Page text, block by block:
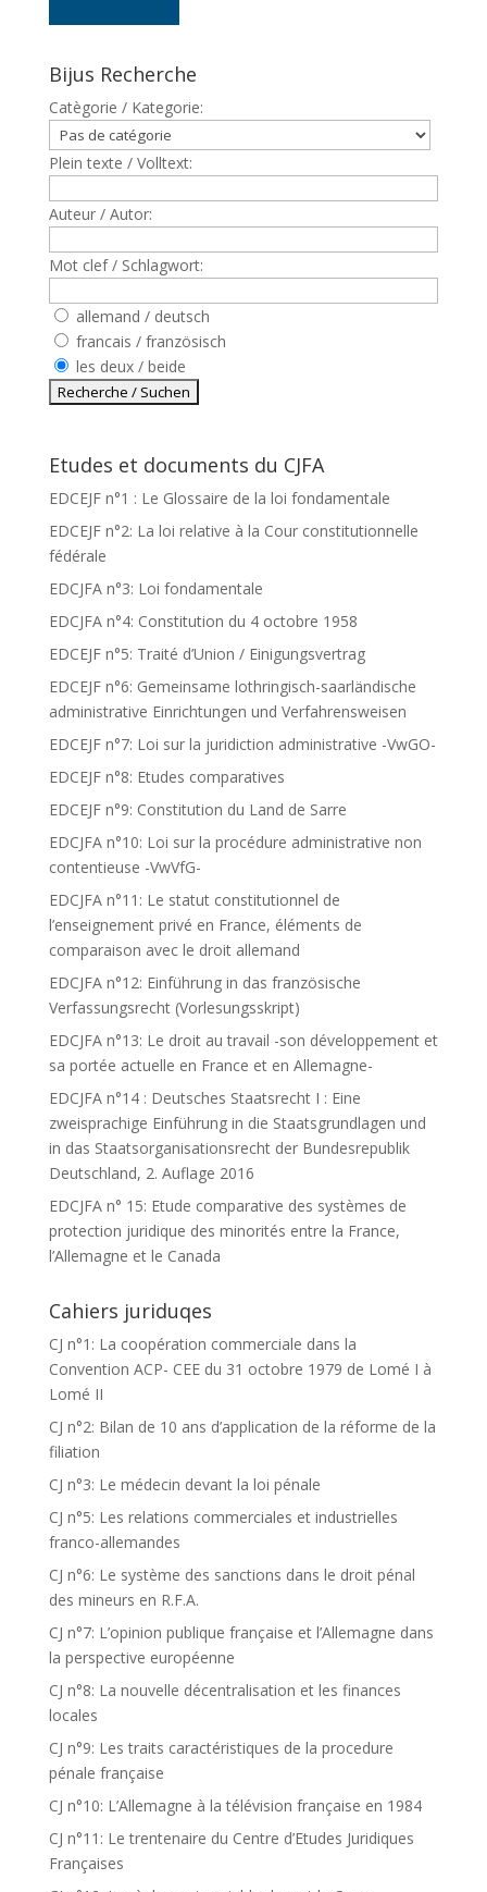
Bijus Recherche
Catègorie / Kategorie:
Plein texte / Volltext:
Auteur / Autor:
Mot clef / Schlagwort:
allemand / deutsch
francais / französisch
les deux / beide
Etudes et documents du CJFA
EDCEJF n°1 : Le Glossaire de la loi fondamentale
EDCEJF n°2: La loi relative à la Cour constitutionnelle
fédérale
EDCJFA n°3: Loi fondamentale
EDCJFA n°4: Constitution du 4 octobre 1958
EDCEJF n°5: Traité d’Union / Einigungsvertrag
EDCEJF n°6: Gemeinsame lothringisch-saarländische
administrative Einrichtungen und Verfahrensweisen
EDCEJF n°7: Loi sur la juridiction administrative -VwGO-
EDCEJF n°8: Etudes comparatives
EDCEJF n°9: Constitution du Land de Sarre
EDCJFA n°10: Loi sur la procédure administrative non
contentieuse -VwVfG-
EDCJFA n°11: Le statut constitutionnel de
l’enseignement privé en France, éléments de
comparaison avec le droit allemand
EDCJFA n°12: Einführung in das französische
Verfassungsrecht (Vorlesungsskript)
EDCJFA n°13: Le droit au travail -son développement et
sa portée actuelle en France et en Allemagne-
EDCJFA n°14 : Deutsches Staatsrecht I : Eine
zweisprachige Einführung in die Staatsgrundlagen und
in das Staatsorganisationsrecht der Bundesrepublik
Deutschland, 2. Auflage 2016
EDCJFA n° 15: Etude comparative des systèmes de
protection juridique des minorités entre la France,
l’Allemagne et le Canada
Cahiers juriduqes
CJ n°1: La coopération commerciale dans la
Convention ACP- CEE du 31 octobre 1979 de Lomé I à
Lomé II
CJ n°2: Bilan de 10 ans d’application de la réforme de la
filiation
CJ n°3: Le médecin devant la loi pénale
CJ n°5: Les relations commerciales et industrielles
franco-allemandes
CJ n°6: Le système des sanctions dans le droit pénal
des mineurs en R.F.A.
CJ n°7: L’opinion publique française et l’Allemagne dans
la perspective européenne
CJ n°8: La nouvelle décentralisation et les finances
locales
CJ n°9: Les traits caractéristiques de la procedure
pénale française
CJ n°10: L’Allemagne à la télévision française en 1984
CJ n°11: Le trentenaire du Centre d’Etudes Juridiques
Françaises